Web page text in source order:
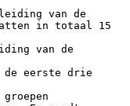
van de
in totaal 15
van de
de eerste drie